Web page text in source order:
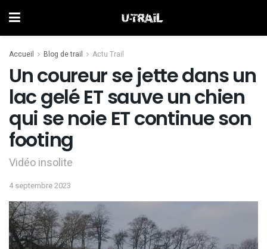
Accueil Blog de trail Actu Trail
Un coureur se jette dans un
lac gelé ET sauve un chien
qui se noie ET continue son
footing
Vidéo insolite
4 septembre 2023